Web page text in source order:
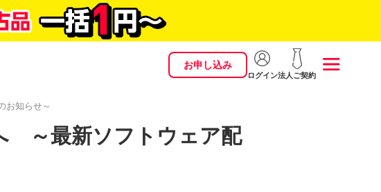
お申し込み
ログイン法人ご契約
お知らせ～
～最新ソフトウェア配